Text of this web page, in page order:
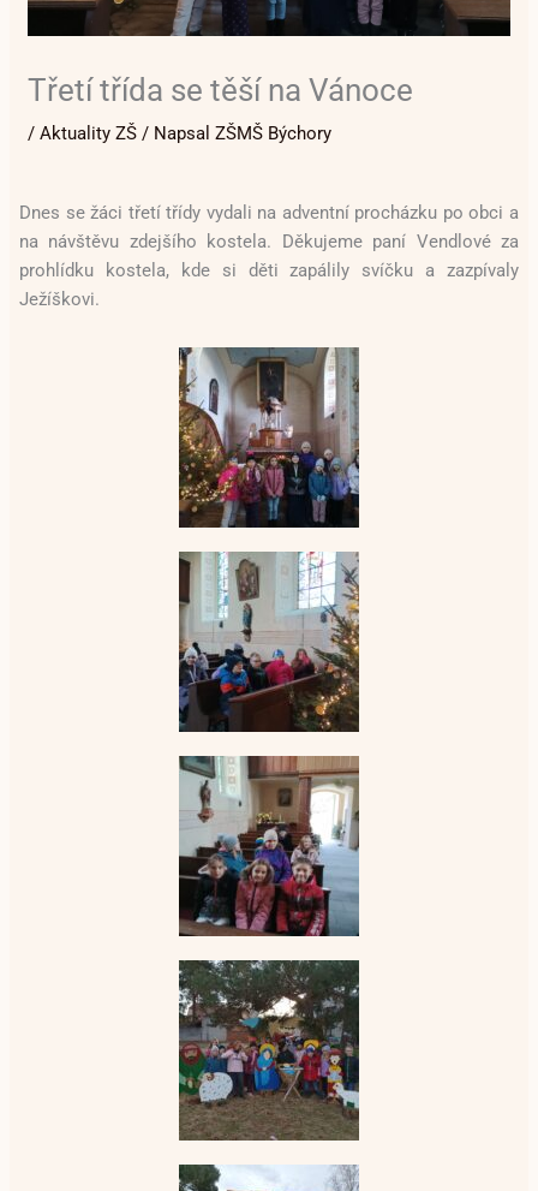
Třetí třída se těší na Vánoce
/Aktuality ZŠ / NapsalZŠMŠ Býchory
Dnes se žáci třetí třídy vydali na adventní procházku po obci a
na návštěvu zdejšího kostela. Děkujeme paní Vendlové za
prohlídku kostela, kde si děti zapálily svíčku a zazpívaly
Ježíškovi.